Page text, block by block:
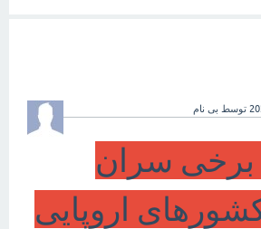
توسط بی نام
برخی سران
اروپایی